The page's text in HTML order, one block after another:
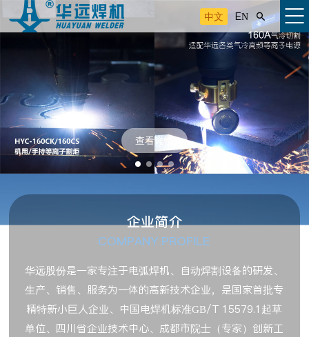
中文 EN 
查看详情
企业简介
COMPANY PROFILE
华远股份是一家专注于电弧焊机、自动焊割设备的研发、
生产、销售、服务为一体的高新技术企业，是国家首批专
精特新小巨人企业、中国电焊机标准GB/T 15579.1起草
单位、四川省企业技术中心、成都市院士（专家）创新工